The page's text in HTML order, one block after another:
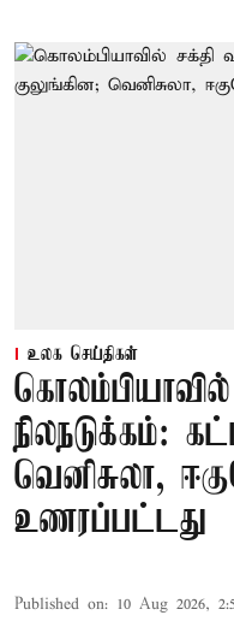
உலக செய்திகள்
நிலநடுக்கம்:
வெனிசுலா,
உணரப்பட்டது
Published on: 10 Aug 2026,